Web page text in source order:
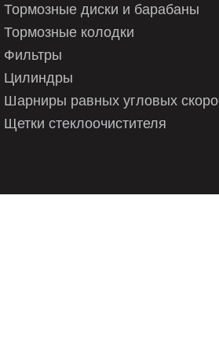
Тормозные диски и барабаны
Тормозные колодки
Фильтры
Цилиндры
Шарниры равных угловых
Щетки стеклоочистителя